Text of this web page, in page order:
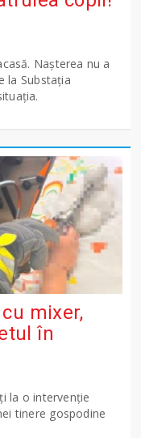
Nașterea nu a
la Substația
mixer,
în
la o intervenție
tinere gospodine